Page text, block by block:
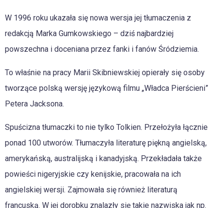
W 1996 roku ukazała się nowa wersja jej tłumaczenia z
redakcją Marka Gumkowskiego – dziś najbardziej
powszechna i doceniana przez fanki i fanów Śródziemia.
To właśnie na pracy Marii Skibniewskiej opierały się osoby
tworzące polską wersję językową filmu „Władca Pierścieni”
Petera Jacksona.
Spuścizna tłumaczki to nie tylko Tolkien. Przełożyła łącznie
ponad 100 utworów. Tłumaczyła literaturę piękną angielską,
amerykańską, australijską i kanadyjską. Przekładała także
powieści nigeryjskie czy kenijskie, pracowała na ich
angielskiej wersji. Zajmowała się również literaturą
francuską. W jej dorobku znalazły się takie nazwiska jak np.